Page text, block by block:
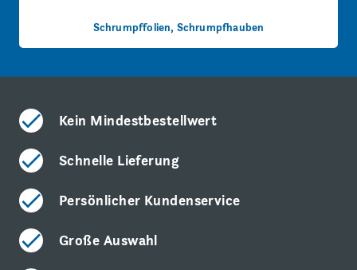
Schrumpffolien, Schrumpfhauben
Kein Mindestbestellwert
Schnelle Lieferung
Persönlicher Kundenservice
Große Auswahl